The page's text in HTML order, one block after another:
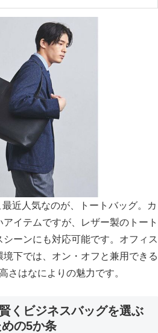
近人気なのが、トートバッグ。カ
イテムですが、レザー製のトート
ーンにも対応可能です。オフィス
下では、オン・オフと兼用できる
さはなによりの魅力です。
くビジネスバッグを選ぶ
の5か条